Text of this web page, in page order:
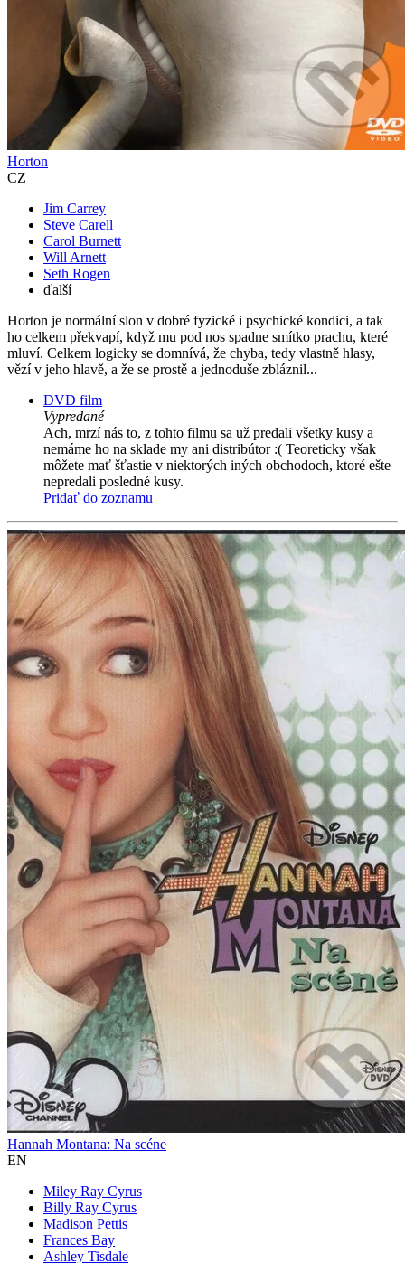
Horton
CZ
Jim Carrey
Steve Carell
Carol Burnett
Will Arnett
Seth Rogen
ďalší
Horton je normální slon v dobré fyzické i psychické kondici, a tak
ho celkem překvapí, když mu pod nos spadne smítko prachu, které
mluví. Celkem logicky se domnívá, že chyba, tedy vlastně hlasy,
vězí v jeho hlavě, a že se prostě a jednoduše zbláznil...
DVD film
Vypredané
Ach, mrzí nás to, z tohto filmu sa už predali všetky kusy a
nemáme ho na sklade my ani distribútor :( Teoreticky však
môžete mať šťastie v niektorých iných obchodoch, ktoré ešte
nepredali posledné kusy.
Pridať do zoznamu
Hannah Montana: Na scéne
EN
Miley Ray Cyrus
Billy Ray Cyrus
Madison Pettis
Frances Bay
Ashley Tisdale